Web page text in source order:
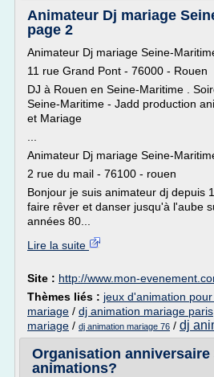
Animateur Dj mariage
page 2
Animateur Dj mariage Seine-
11 rue Grand Pont - 76000 - Rouen
DJ à Rouen en Seine-Maritime .
Seine-Maritime - Jadd production
et Mariage
Animateur Dj mariage Seine-
2 rue du mail - 76100 - rouen
Bonjour je suis animateur dj depuis
faire rêver et danser jusqu'à l'aube
années 80...
Lire la suite
Site : http://www.mon-
Thèmes liés : jeux d'animation
mariage / dj animation mariage paris
mariage / dj animation mariage 76 / dj
Organisation anniversaire
animations?